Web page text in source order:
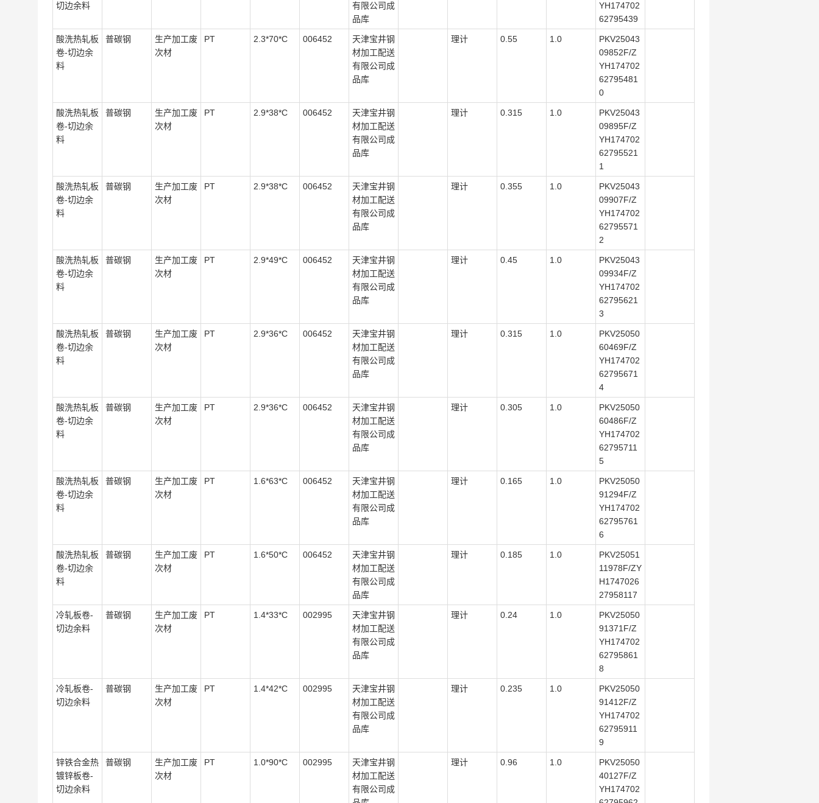
切边余料
有限公司成
品库
YH174702
62795439
酸洗热轧板
卷-切边余
料
普碳钢
生产加工废
次材
PT 2.3*70*C 006452
天津宝井钢
材加工配送
有限公司成
品库
理计 0.55 1.0
PKV25043
09852F/Z
YH174702
62795481
0
酸洗热轧板
卷-切边余
料
普碳钢
生产加工废
次材
PT 2.9*38*C 006452
天津宝井钢
材加工配送
有限公司成
品库
理计 0.315 1.0
PKV25043
09895F/Z
YH174702
62795521
1
酸洗热轧板
卷-切边余
料
普碳钢
生产加工废
次材
PT 2.9*38*C 006452
天津宝井钢
材加工配送
有限公司成
品库
理计 0.355 1.0
PKV25043
09907F/Z
YH174702
62795571
2
酸洗热轧板
卷-切边余
料
普碳钢
生产加工废
次材
PT 2.9*49*C 006452
天津宝井钢
材加工配送
有限公司成
品库
理计 0.45 1.0
PKV25043
09934F/Z
YH174702
62795621
3
酸洗热轧板
卷-切边余
料
普碳钢
生产加工废
次材
PT 2.9*36*C 006452
天津宝井钢
材加工配送
有限公司成
品库
理计 0.315 1.0
PKV25050
60469F/Z
YH174702
62795671
4
酸洗热轧板
卷-切边余
料
普碳钢
生产加工废
次材
PT 2.9*36*C 006452
天津宝井钢
材加工配送
有限公司成
品库
理计 0.305 1.0
PKV25050
60486F/Z
YH174702
62795711
5
酸洗热轧板
卷-切边余
料
普碳钢
生产加工废
次材
PT 1.6*63*C 006452
天津宝井钢
材加工配送
有限公司成
品库
理计 0.165 1.0
PKV25050
91294F/Z
YH174702
62795761
6
酸洗热轧板
卷-切边余
料
普碳钢
生产加工废
次材
PT 1.6*50*C 006452
天津宝井钢
材加工配送
有限公司成
品库
理计 0.185 1.0
PKV25051
11978F/ZY
H1747026
27958117
冷轧板卷-
切边余料
普碳钢
生产加工废
次材
PT 1.4*33*C 002995
天津宝井钢
材加工配送
有限公司成
品库
理计 0.24 1.0
PKV25050
91371F/Z
YH174702
62795861
8
冷轧板卷-
切边余料
普碳钢
生产加工废
次材
PT 1.4*42*C 002995
天津宝井钢
材加工配送
有限公司成
品库
理计 0.235 1.0
PKV25050
91412F/Z
YH174702
62795911
9
锌铁合金热
镀锌板卷-
切边余料
普碳钢
生产加工废
次材
PT 1.0*90*C 002995
天津宝井钢
材加工配送
有限公司成
理计 0.96 1.0
PKV25050
40127F/Z
YH174702